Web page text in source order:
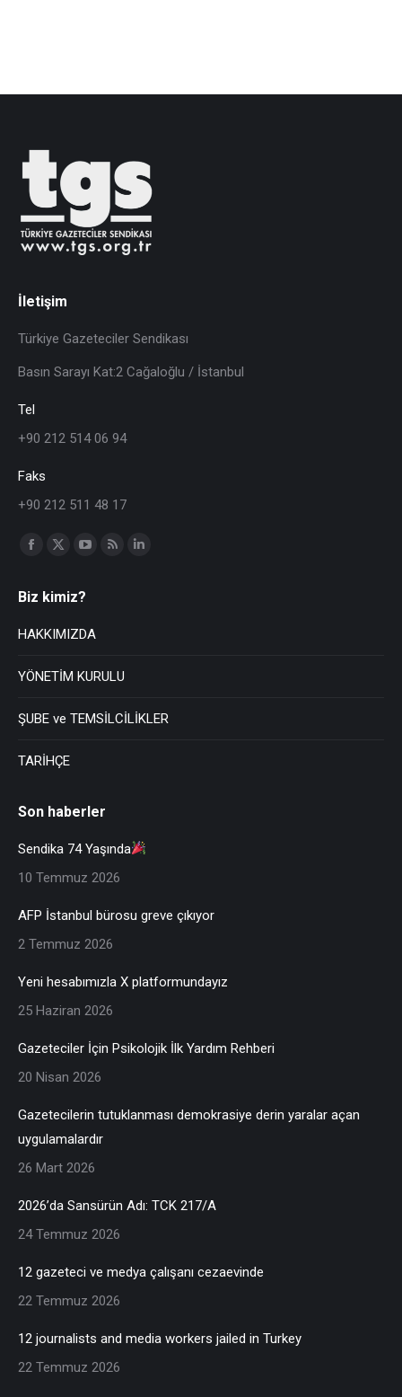
İletişim
Türkiye Gazeteciler Sendikası
Basın Sarayı Kat:2 Cağaloğlu / İstanbul
Tel
+90 212 514 06 94
Faks
+90 212 511 48 17
Find us on:
Biz kimiz?
HAKKIMIZDA
YÖNETİM KURULU
ŞUBE ve TEMSİLCİLİKLER
TARİHÇE
Son haberler
Sendika 74 Yaşında
10 Temmuz 2026
AFP İstanbul bürosu greve çıkıyor
2 Temmuz 2026
Yeni hesabımızla X platformundayız
25 Haziran 2026
Gazeteciler İçin Psikolojik İlk Yardım Rehberi
20 Nisan 2026
Gazetecilerin tutuklanması demokrasiye derin yaralar açan
uygulamalardır
26 Mart 2026
2026’da Sansürün Adı: TCK 217/A
24 Temmuz 2026
12 gazeteci ve medya çalışanı cezaevinde
22 Temmuz 2026
12 journalists and media workers jailed in Turkey
22 Temmuz 2026